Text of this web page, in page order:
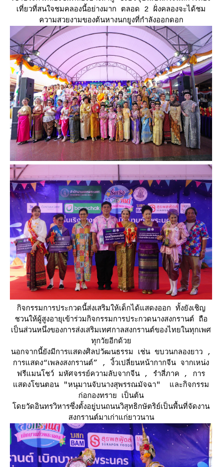
เที่ยวที่สนใจชมคลองนี้อย่างมาก ตลอด 2 ฝั่งคลองจะได้ชม
ความสวยงามของต้นหางนกยูงที่กำลังออกดอก
กิจกรรมการประกวดนี้ส่งเสริมให้เด็กได้แสดงออก ทั้งยังเชิญ
ชวนให้ผู้สูงอายุเข้าร่วมกิจกรรมการประกวดนางสงกรานต์ ถือ
เป็นส่วนหนึ่งของการส่งเสริมเทศกาลสงกรานต์ของไทยในทุกเพศ
ทุกวัยอีกด้ว
นอกจากนี้ยังมีการแสดงศิลปวัฒนธรรม เช่น ขบวนกลองยาว ,
การแสดง“เพลงสงกรานต์” , งิ้วเปลี่ยนหน้ากากจีน จากเหน่ง
ฟรีแมนโชว์ มหัศจรรย์ความลับจากจีน , รำสี่ภาค , การ
สดงโขนตอน "หนุมานจับนางสุพรรณมัจฉา" และกิจกรรม
ก่อกองทราย เป็นต้น
ดยวัดอินทรวิหารซึ่งตั้งอยู่บนถนนวิสุทธิกษัตริย์เป็นพื้นที่จัดงาน
สงกรานต์มาเก่าแก่ยาวนาน